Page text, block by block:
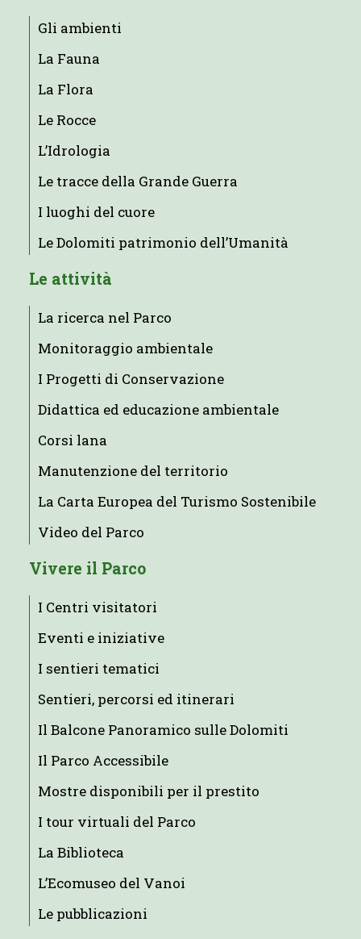
Gli ambienti
La Fauna
La Flora
Le Rocce
L’Idrologia
Le tracce della Grande Guerra
I luoghi del cuore
Le Dolomiti patrimonio dell’Umanità
Le attività
La ricerca nel Parco
Monitoraggio ambientale
I Progetti di Conservazione
Didattica ed educazione ambientale
Corsi lana
Manutenzione del territorio
La Carta Europea del Turismo Sostenibile
Video del Parco
Vivere il Parco
I Centri visitatori
Eventi e iniziative
I sentieri tematici
Sentieri, percorsi ed itinerari
Il Balcone Panoramico sulle Dolomiti
Il Parco Accessibile
Mostre disponibili per il prestito
I tour virtuali del Parco
La Biblioteca
L’Ecomuseo del Vanoi
Le pubblicazioni